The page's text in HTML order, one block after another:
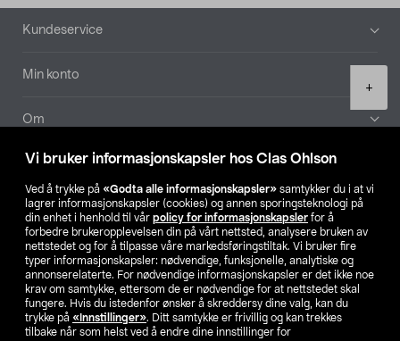
Vi bruker informasjonskapsler hos Clas Ohlson
Ved å trykke på «Godta alle informasjonskapsler» samtykker du i at vi
lagrer informasjonskapsler (cookies) og annen sporingsteknologi på
din enhet i henhold til vår policy for informasjonskapsler for å
forbedre brukeropplevelsen din på vårt nettsted, analysere bruken av
nettstedet og for å tilpasse våre markedsføringstiltak. Vi bruker fire
typer informasjonskapsler: nødvendige, funksjonelle, analytiske og
annonserelaterte. For nødvendige informasjonskapsler er det ikke noe
krav om samtykke, ettersom de er nødvendige for at nettstedet skal
fungere. Hvis du istedenfor ønsker å skreddersy dine valg, kan du
trykke på «Innstillinger». Ditt samtykke er frivillig og kan trekkes
tilbake når som helst ved å endre dine innstillinger for
+
Bunntekst
Kundeservice
Min konto
Om
Aktuelt
Våre selskaper
Finn din butikk
SE NO FI